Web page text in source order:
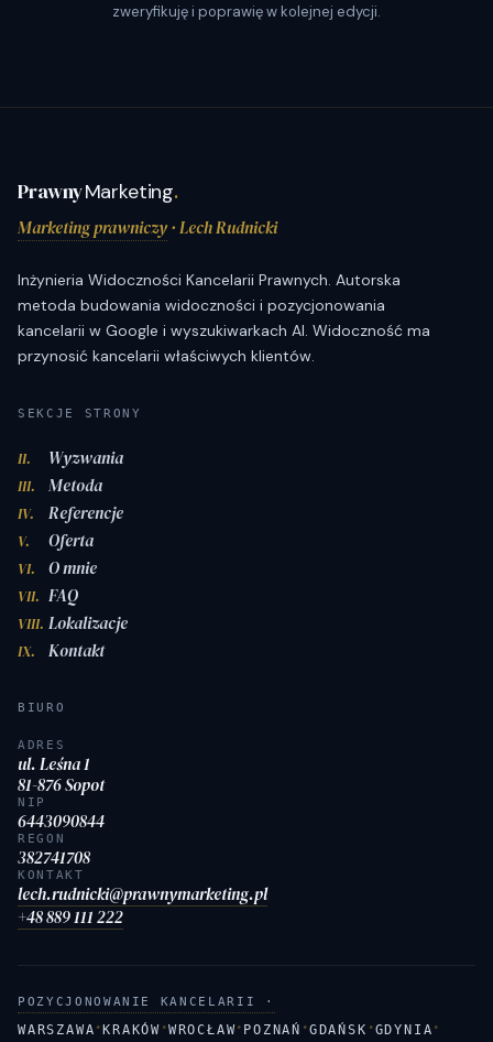
zweryfikuję i poprawię w kolejnej edycji.
PrawnyMarketing.
Marketing prawniczy· Lech Rudnicki
Inżynieria Widoczności Kancelarii Prawnych. Autorska
metoda budowania widoczności i pozycjonowania
kancelarii w Google i wyszukiwarkach AI. Widoczność ma
przynosić kancelarii właściwych klientów.
SEKCJE STRONY
II. Wyzwania
III. Metoda
IV. Referencje
V. Oferta
VI. O mnie
VII. FAQ
VIII. Lokalizacje
IX. Kontakt
BIURO
ADRES
ul. Leśna 1
81-876 Sopot
NIP
6443090844
REGON
382741708
KONTAKT
lech.rudnicki@prawnymarketing.pl
+48 889 111 222
POZYCJONOWANIE KANCELARII ·
WARSZAWA ·KRAKÓW ·WROCŁAW· POZNAŃ ·GDAŃSK ·GDYNIA ·